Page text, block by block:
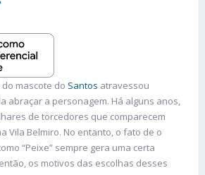
mascote do Santos atravessou
abraçar a personagem. Há alguns anos,
de torcedores que comparecem
Vila Belmiro. No entanto, o fato de o
“Peixe” sempre gera uma certa
os motivos das escolhas desses